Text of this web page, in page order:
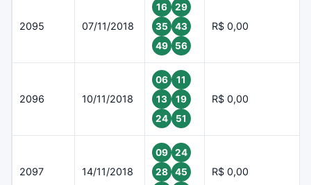
2095 07/11/2018
16
29
35
43
49
56
R$ 0,00
2096 10/11/2018
06
11
13
19
24
51
R$ 0,00
2097 14/11/2018
09
24
28
45
R$ 0,00